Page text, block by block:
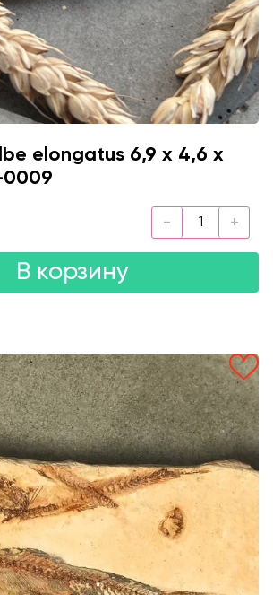
elongatus 6,9 х 4,6 х
0009
В корзину